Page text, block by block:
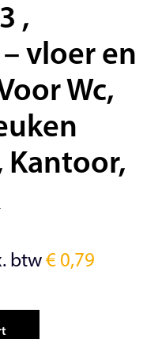
,
vloer en
Wc,
Kantoor,
btw€ 0,79